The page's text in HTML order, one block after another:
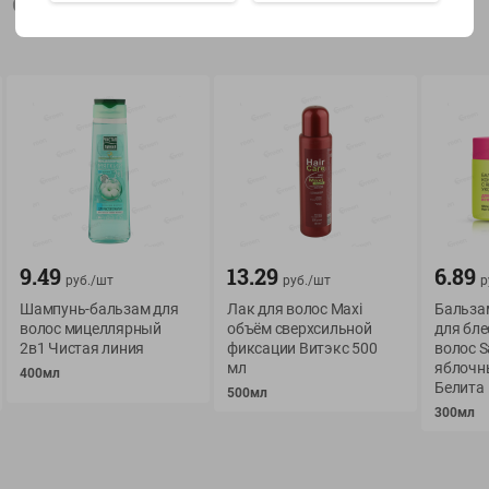
О сервисе
Оплата
Условия доставки
Возврат товара
Оформление заказа
Обратная связь
Приложение Green c
доставкой и
9.49 руб./шт
Шампунь-бальзам для
волос мицеллярный
2в1 Чистая линия
400мл
13.29 руб./шт
Лак для волос Maxi
объём сверхсильной
фиксации Витэкс 500
мл
500мл
6.89
для
волос
Белита
300мл